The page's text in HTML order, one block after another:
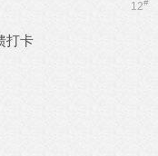
12#
打卡